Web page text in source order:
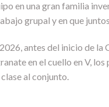
en una gran familia
grupal y en que
antes del inicio de la
en el cuello en V,
al conjunto.